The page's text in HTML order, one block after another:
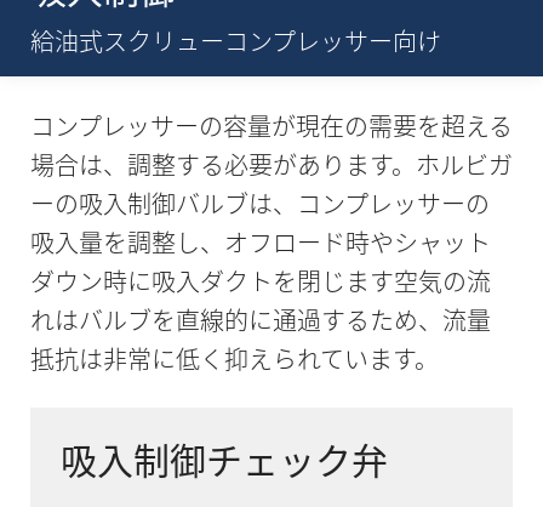
給油式スクリューコンプレッサー向け
コンプレッサーの容量が現在の需要を超える
場合は、調整する必要があります。ホルビガ
ーの吸入制御バルブは、コンプレッサーの
吸入量を調整し、オフロード時やシャット
ダウン時に吸入ダクトを閉じます空気の流
れはバルブを直線的に通過するため、流量
抵抗は非常に低く抑えられています。
吸入制御チェック弁